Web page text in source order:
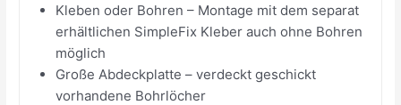
Kleben oder Bohren – Montage mit dem separat
erhältlichen SimpleFix Kleber auch ohne Bohren
möglich
Große Abdeckplatte – verdeckt geschickt
vorhandene Bohrlöcher